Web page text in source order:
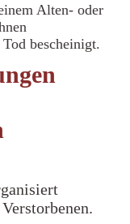
Alten- oder
bescheinigt.